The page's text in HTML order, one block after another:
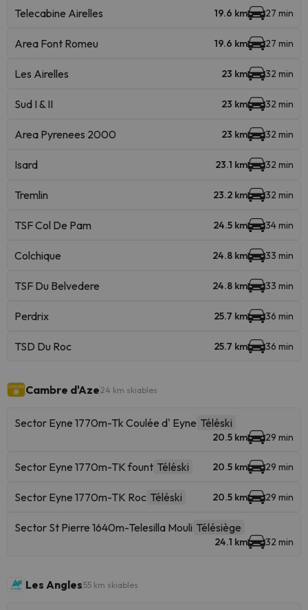
Telecabine Airelles 19.6 km 27 min
Area Font Romeu 19.6 km 27 min
Les Airelles 23 km 32 min
Sud I & II 23 km 32 min
Area Pyrenees 2000 23 km 32 min
Isard 23.1 km 32 min
Tremlin 23.2 km 32 min
TSF Col De Pam 24.5 km 34 min
Colchique 24.8 km 33 min
TSF Du Belvedere 24.8 km 33 min
Perdrix 25.7 km 36 min
TSD Du Roc 25.7 km 36 min
Cambre d'Aze 24 km skiables
Sector Eyne 1770m-Tk Coulée d' Eyne Téléski
20.5 km 29 min
Sector Eyne 1770m-TK fount Téléski 20.5 km 29 min
Sector Eyne 1770m-TK Roc Téléski 20.5 km 29 min
Sector St Pierre 1640m-Telesilla Mouli Télésiège
24.1 km 32 min
Les Angles 55 km skiables